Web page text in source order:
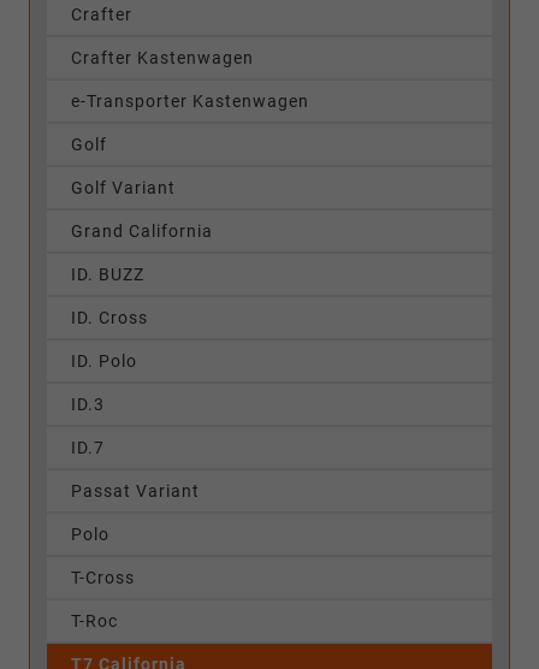
Crafter
Crafter Kastenwagen
e-Transporter Kastenwagen
Golf
Golf Variant
Grand California
ID. BUZZ
ID. Cross
ID. Polo
ID.3
ID.7
Passat Variant
Polo
T-Cross
T-Roc
T7 California